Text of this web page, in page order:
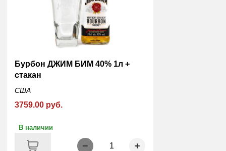
Бурбон ДЖИМ БИМ 40% 1л +
стакан
США
3759.00 руб.
В наличии
1